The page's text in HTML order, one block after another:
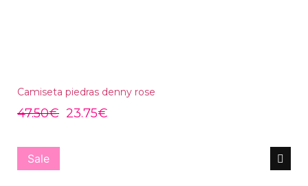
Camiseta piedras denny rose
47.50€ 23.75€
Sale